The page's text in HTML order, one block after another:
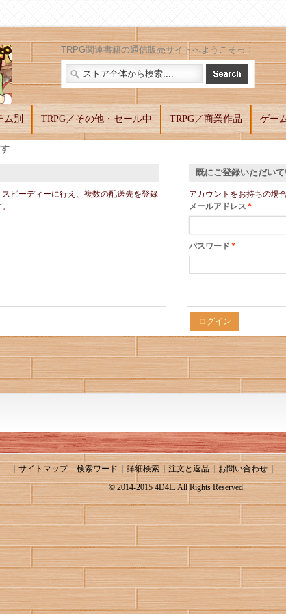
TRPG関連書籍の通信販売サイトへようこそっ！
ム別 TRPG／その他・セール中 TRPG／商業作品 ゲー
ピーディーに行え、複数の配送先を登録
既にご登録いただい
アカウントをお持ちの場
*
メールアドレス
*
パスワード
ログイン
サイトマップ 検索ワード 詳細検索 注文と返品 お問い合わせ
© 2014-2015 4D4L. All Rights Reserved.